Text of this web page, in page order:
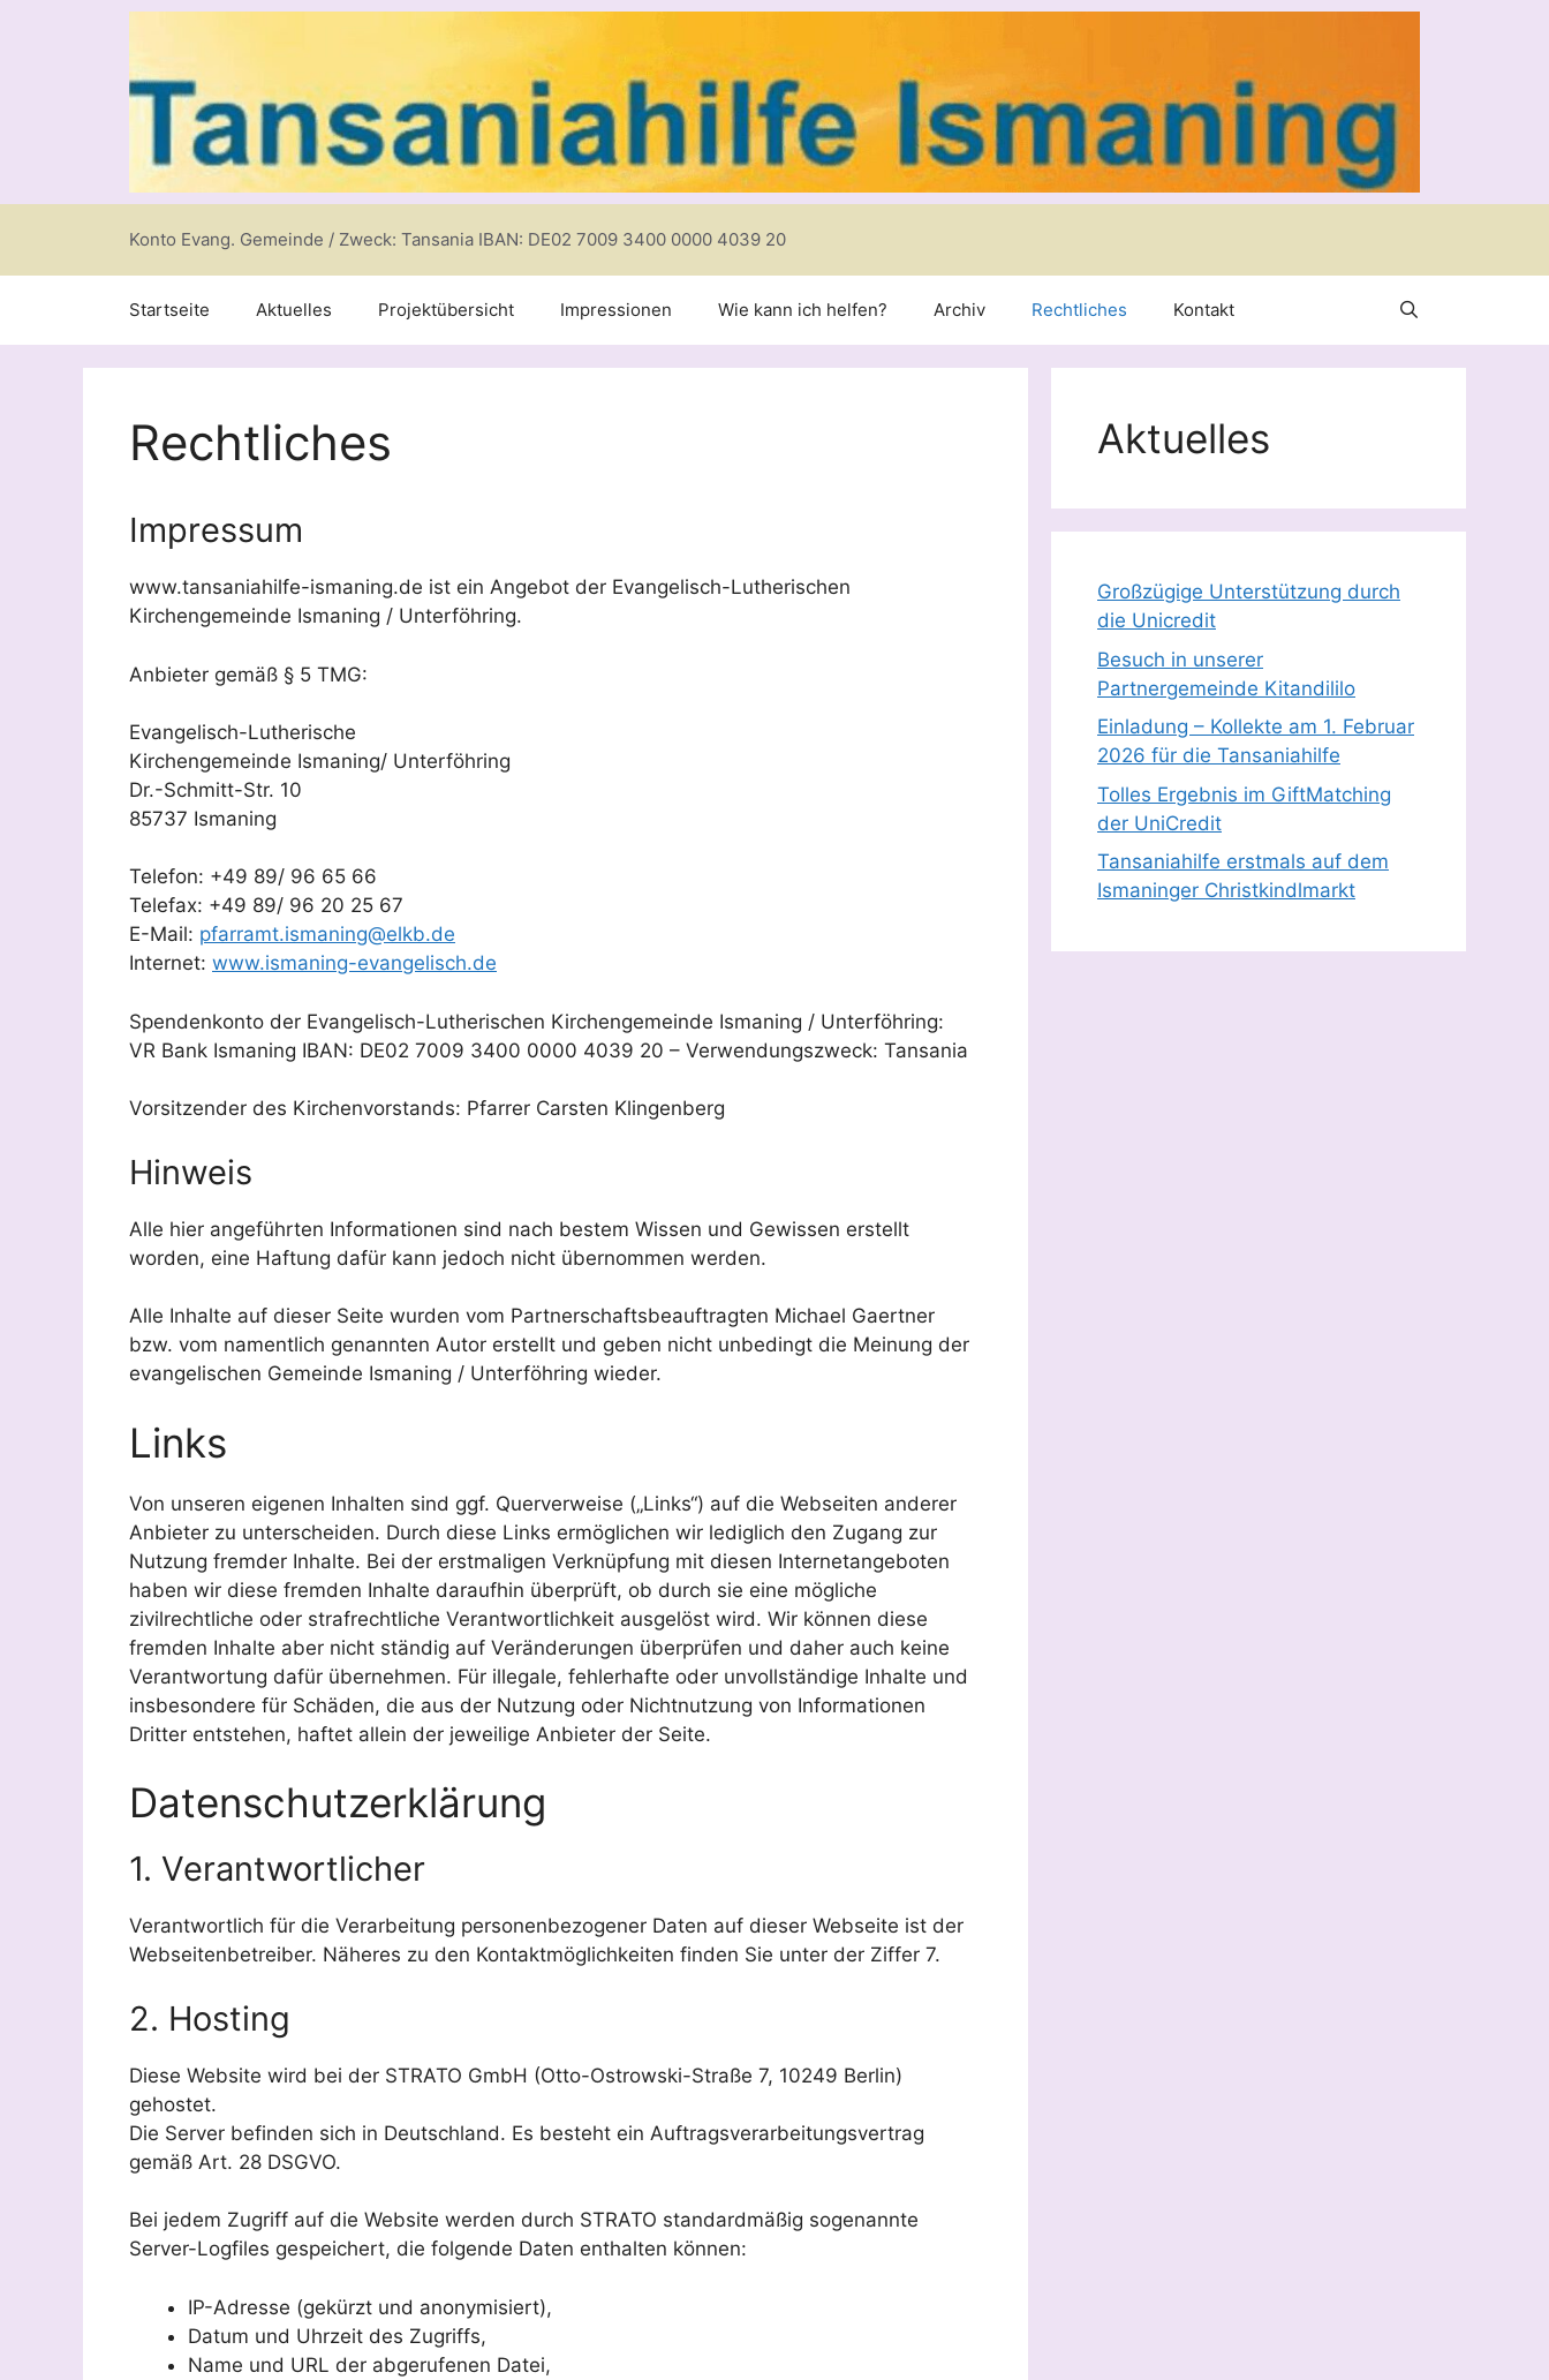
Konto Evang. Gemeinde / Zweck: Tansania IBAN: DE02 7009 3400 0000 4039 20
Startseite Aktuelles Projektübersicht Impressionen Wie kann ich helfen? Archiv Rechtliches Kontakt
Rechtliches
Impressum
www.tansaniahilfe-ismaning.de ist ein Angebot der Evangelisch-Lutherischen
Kirchengemeinde Ismaning / Unterföhring.
Anbieter gemäß § 5 TMG:
Evangelisch-Lutherische
Kirchengemeinde Ismaning/ Unterföhring
Dr.-Schmitt-Str. 10
85737 Ismaning
Telefon: +49 89/ 96 65 66
Telefax: +49 89/ 96 20 25 67
E-Mail: pfarramt.ismaning@elkb.de
Internet: www.ismaning-evangelisch.de
Spendenkonto der Evangelisch-Lutherischen Kirchengemeinde Ismaning / Unterföhring:
VR Bank Ismaning IBAN: DE02 7009 3400 0000 4039 20 – Verwendungszweck: Tansania
Vorsitzender des Kirchenvorstands: Pfarrer Carsten Klingenberg
Hinweis
Alle hier angeführten Informationen sind nach bestem Wissen und Gewissen erstellt
worden, eine Haftung dafür kann jedoch nicht übernommen werden.
Alle Inhalte auf dieser Seite wurden vom Partnerschaftsbeauftragten Michael Gaertner
bzw. vom namentlich genannten Autor erstellt und geben nicht unbedingt die Meinung der
evangelischen Gemeinde Ismaning / Unterföhring wieder.
Links
Von unseren eigenen Inhalten sind ggf. Querverweise („Links“) auf die Webseiten anderer
Anbieter zu unterscheiden. Durch diese Links ermöglichen wir lediglich den Zugang zur
Nutzung fremder Inhalte. Bei der erstmaligen Verknüpfung mit diesen Internetangeboten
haben wir diese fremden Inhalte daraufhin überprüft, ob durch sie eine mögliche
zivilrechtliche oder strafrechtliche Verantwortlichkeit ausgelöst wird. Wir können diese
fremden Inhalte aber nicht ständig auf Veränderungen überprüfen und daher auch keine
Verantwortung dafür übernehmen. Für illegale, fehlerhafte oder unvollständige Inhalte und
insbesondere für Schäden, die aus der Nutzung oder Nichtnutzung von Informationen
Dritter entstehen, haftet allein der jeweilige Anbieter der Seite.
Datenschutzerklärung
1. Verantwortlicher
Verantwortlich für die Verarbeitung personenbezogener Daten auf dieser Webseite ist der
Webseitenbetreiber. Näheres zu den Kontaktmöglichkeiten finden Sie unter der Ziffer 7.
2. Hosting
Diese Website wird bei der STRATO GmbH (Otto-Ostrowski-Straße 7, 10249 Berlin)
gehostet.
Die Server befinden sich in Deutschland. Es besteht ein Auftragsverarbeitungsvertrag
gemäß Art. 28 DSGVO.
Bei jedem Zugriff auf die Website werden durch STRATO standardmäßig sogenannte
Server-Logfiles gespeichert, die folgende Daten enthalten können:
IP-Adresse (gekürzt und anonymisiert),
Datum und Uhrzeit des Zugriffs,
Name und URL der abgerufenen Datei,
Aktuelles
Großzügige Unterstützung durch
die Unicredit
Besuch in unserer
Partnergemeinde Kitandililo
Einladung – Kollekte am 1. Februar
2026 für die Tansaniahilfe
Tolles Ergebnis im GiftMatching
der UniCredit
Tansaniahilfe erstmals auf dem
Ismaninger Christkindlmarkt